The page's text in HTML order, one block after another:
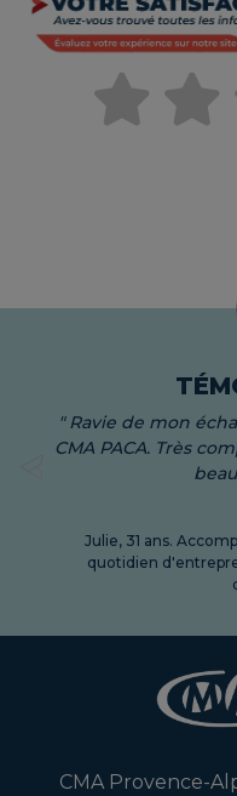
" Ravie de mon
CMA PACA. Très
Julie, 31 ans.
quotidien
CMA Provence-